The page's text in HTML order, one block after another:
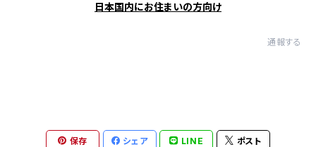
日本国内にお住まいの方向け
通報する
保存 シェア LINE ポスト